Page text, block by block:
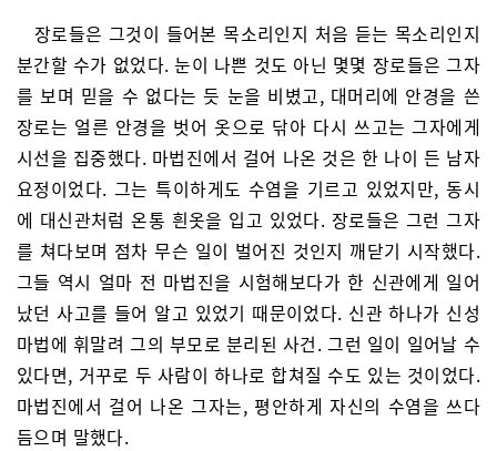
장로들은 그것이 들어본 목소리인지 처음 듣는 목소리인지
분간할 수가 없었다. 눈이 나쁜 것도 아닌 몇몇 장로들은 그자
를 보며 믿을 수 없다는 듯 눈을 비볐고, 대머리에 안경을 쓴
장로는 얼른 안경을 벗어 옷으로 닦아 다시 쓰고는 그자에게
시선을 집중했다. 마법진에서 걸어 나온 것은 한 나이 든 남자
요정이었다. 그는 특이하게도 수염을 기르고 있었지만, 동시
에 대신관처럼 온통 흰옷을 입고 있었다. 장로들은 그런 그자
를 쳐다보며 점차 무슨 일이 벌어진 것인지 깨닫기 시작했다.
그들 역시 얼마 전 마법진을 시험해보다가 한 신관에게 일어
났던 사고를 들어 알고 있었기 때문이었다. 신관 하나가 신성
마법에 휘말려 그의 부모로 분리된 사건. 그런 일이 일어날 수
있다면, 거꾸로 두 사람이 하나로 합쳐질 수도 있는 것이었다.
마법진에서 걸어 나온 그자는, 평안하게 자신의 수염을 쓰다
듬으며 말했다.